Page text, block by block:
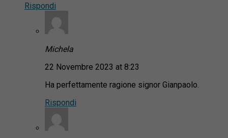
Rispondi
Michela
22 Novembre 2023 at 8:23
Ha perfettamente ragione signor Gianpaolo.
Rispondi